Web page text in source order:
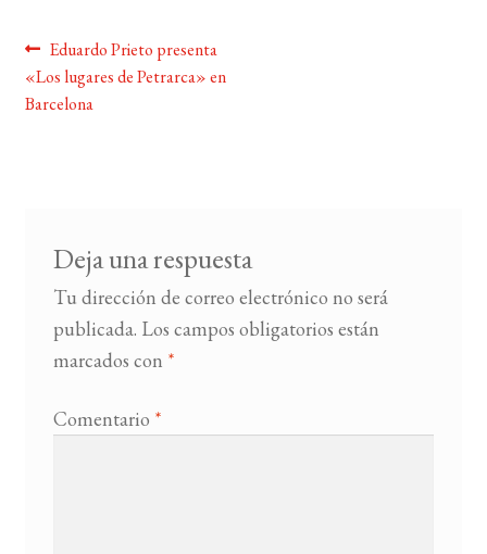
Navegación
de
Anterior:
Eduardo Prieto presenta
«Los lugares de Petrarca» en
Barcelona
Deja una respuesta
Tu dirección de correo electrónico no será
publicada. Los campos obligatorios están
marcados con *
Comentario *